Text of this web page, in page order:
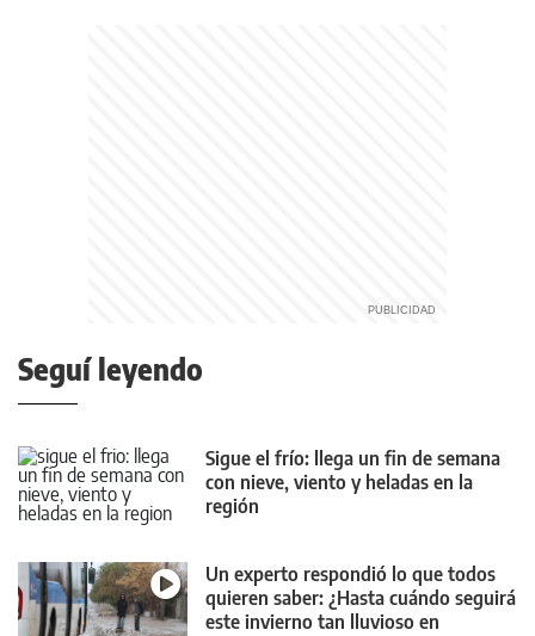
Seguí leyendo
Sigue el frío: llega un fin de semana
con nieve, viento y heladas en la
región
Un experto respondió lo que todos
quieren saber: ¿Hasta cuándo seguirá
este invierno tan lluvioso en